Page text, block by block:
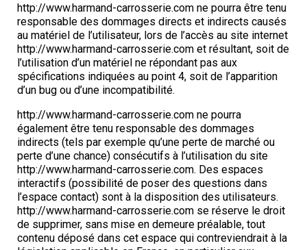
http://www.harmand-carrosserie.com ne pourra être tenu
responsable des dommages directs et indirects causés
au matériel de l’utilisateur, lors de l’accès au site internet
http://www.harmand-carrosserie.com et résultant, soit de
l’utilisation d’un matériel ne répondant pas aux
spécifications indiquées au point 4, soit de l’apparition
d’un bug ou d’une incompatibilité.
http://www.harmand-carrosserie.com ne pourra
également être tenu responsable des dommages
indirects (tels par exemple qu’une perte de marché ou
perte d’une chance) consécutifs à l’utilisation du site
http://www.harmand-carrosserie.com. Des espaces
interactifs (possibilité de poser des questions dans
l’espace contact) sont à la disposition des utilisateurs.
http://www.harmand-carrosserie.com se réserve le droit
de supprimer, sans mise en demeure préalable, tout
contenu déposé dans cet espace qui contreviendrait à la